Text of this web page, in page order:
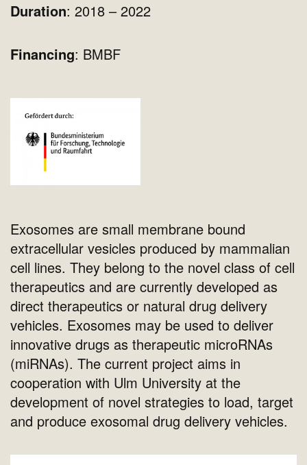
Duration: 2018 – 2022
Financing: BMBF
Exosomes are small membrane bound
extracellular vesicles produced by mammalian
cell lines. They belong to the novel class of cell
therapeutics and are currently developed as
direct therapeutics or natural drug delivery
vehicles. Exosomes may be used to deliver
innovative drugs as therapeutic microRNAs
(miRNAs). The current project aims in
cooperation with Ulm University at the
development of novel strategies to load, target
and produce exosomal drug delivery vehicles.